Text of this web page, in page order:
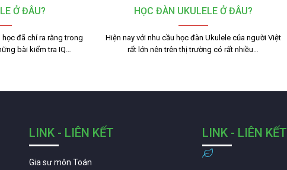
Ở ĐÂU?
đã chỉ ra rằng trong
bài kiểm tra IQ…
HỌC ĐÀN UKULELE Ở ĐÂU?
Hiện nay với nhu cầu học đàn Ukulele của người Việt
rất lớn nên trên thị trường có rất nhiều…
LINK - LIÊN KẾT
Gia sư môn Toán
LINK - LIÊN KẾT